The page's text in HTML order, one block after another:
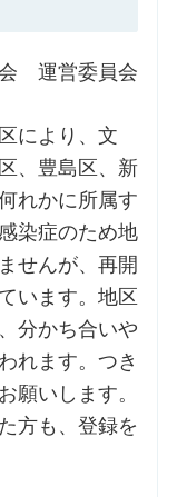
運営委員会
により、文
、豊島区、新
れかに所属す
染症のため地
せんが、再開
います。地区
分かち合いや
れます。つき
願いします。
方も、登録を